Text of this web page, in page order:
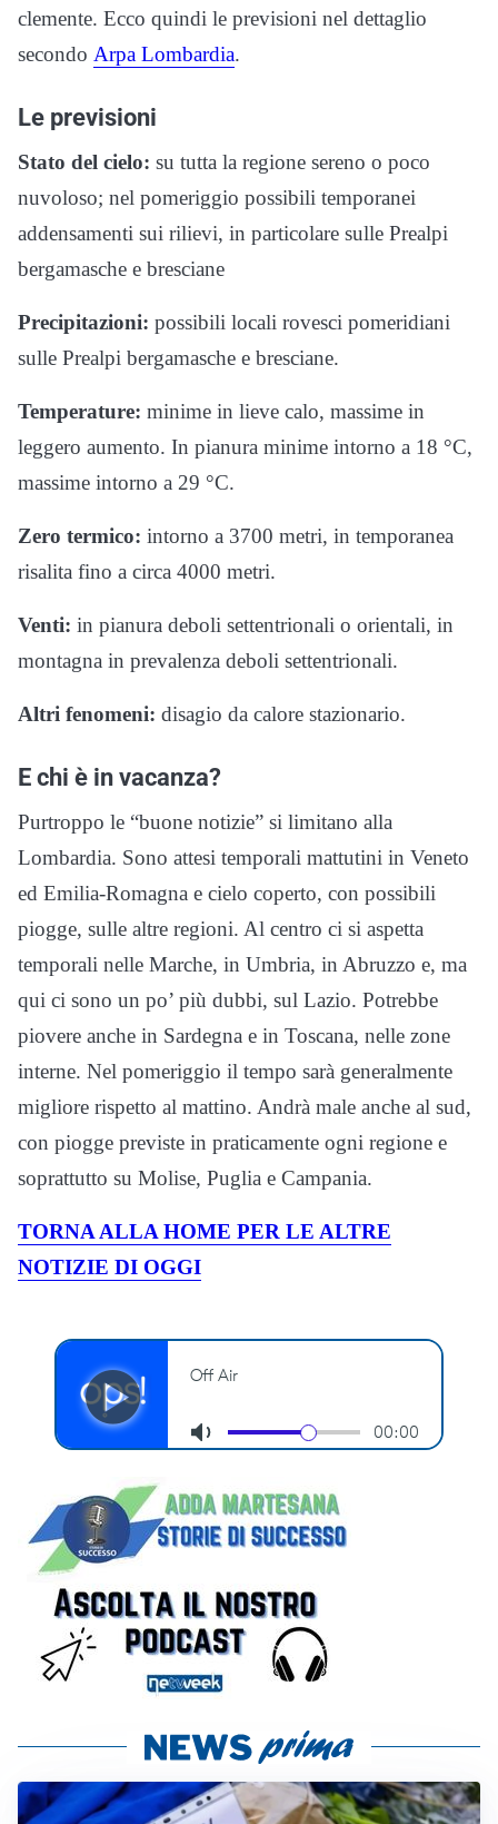
clemente. Ecco quindi le previsioni nel dettaglio
secondo Arpa Lombardia.
Le previsioni
Stato del cielo: su tutta la regione sereno o poco
nuvoloso; nel pomeriggio possibili temporanei
addensamenti sui rilievi, in particolare sulle Prealpi
bergamasche e bresciane
Precipitazioni: possibili locali rovesci pomeridiani
sulle Prealpi bergamasche e bresciane.
Temperature: minime in lieve calo, massime in
leggero aumento. In pianura minime intorno a 18 °C,
massime intorno a 29 °C.
Zero termico: intorno a 3700 metri, in temporanea
risalita fino a circa 4000 metri.
Venti: in pianura deboli settentrionali o orientali, in
montagna in prevalenza deboli settentrionali.
Altri fenomeni: disagio da calore stazionario.
E chi è in vacanza?
Purtroppo le “buone notizie” si limitano alla
Lombardia. Sono attesi temporali mattutini in Veneto
ed Emilia-Romagna e cielo coperto, con possibili
piogge, sulle altre regioni. Al centro ci si aspetta
temporali nelle Marche, in Umbria, in Abruzzo e, ma
qui ci sono un po’ più dubbi, sul Lazio. Potrebbe
piovere anche in Sardegna e in Toscana, nelle zone
interne. Nel pomeriggio il tempo sarà generalmente
migliore rispetto al mattino. Andrà male anche al sud,
con piogge previste in praticamente ogni regione e
soprattutto su Molise, Puglia e Campania.
TORNA ALLA HOME PER LE ALTRE
NOTIZIE DI OGGI